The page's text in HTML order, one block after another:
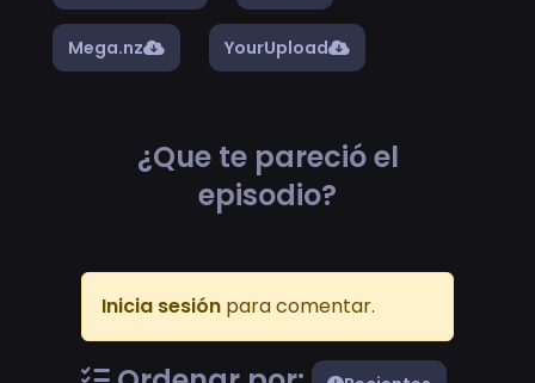
Mega.nz YourUpload
¿Que te pareció el
episodio?
Inicia sesión para comentar.